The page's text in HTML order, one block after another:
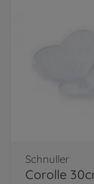
Schnuller
Corolle